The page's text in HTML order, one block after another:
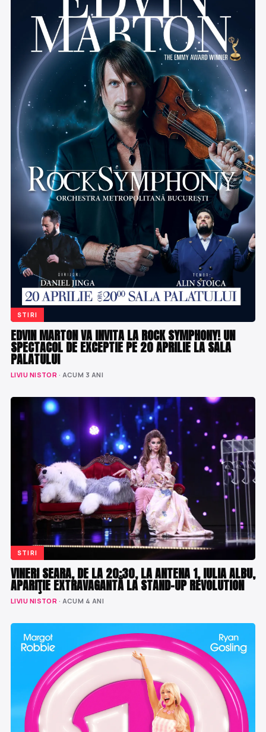
STIRI
EDVIN MARTON VA INVITA LA ROCK SYMPHONY! UN
SPECTACOL DE EXCEPTIE PE 20 APRILIE LA SALA
PALATULUI
LIVIU NISTOR · ACUM 3 ANI
STIRI
VINERI SEARA, DE LA 20:30, LA ANTENA 1, IULIA ALBU,
APARIŢIE EXTRAVAGANTĂ LA STAND-UP REVOLUTION
LIVIU NISTOR · ACUM 4 ANI